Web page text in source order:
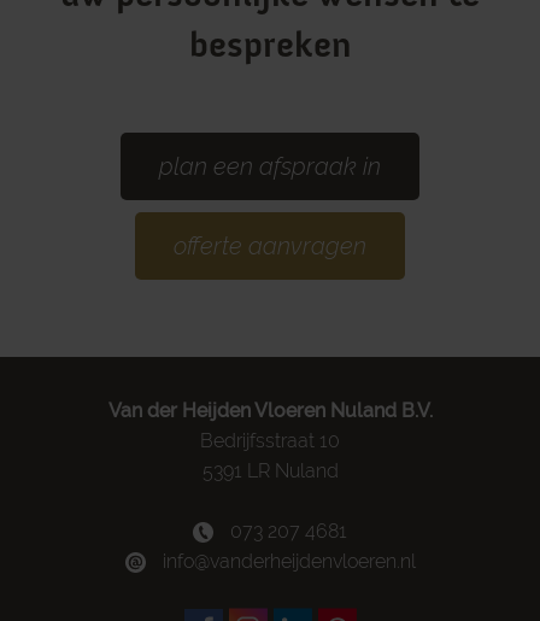
bespreken
plan een afspraak in
offerte aanvragen
Van der Heijden Vloeren Nuland B.V.
Bedrijfsstraat 10
5391 LR Nuland
073 207 4681
info@vanderheijdenvloeren.nl